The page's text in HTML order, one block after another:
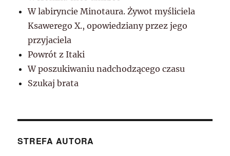
W labiryncie Minotaura. Żywot myśliciela
Ksawerego X., opowiedziany przez jego
przyjaciela
Powrót z Itaki
W poszukiwaniu nadchodzącego czasu
Szukaj brata
STREFA AUTORA